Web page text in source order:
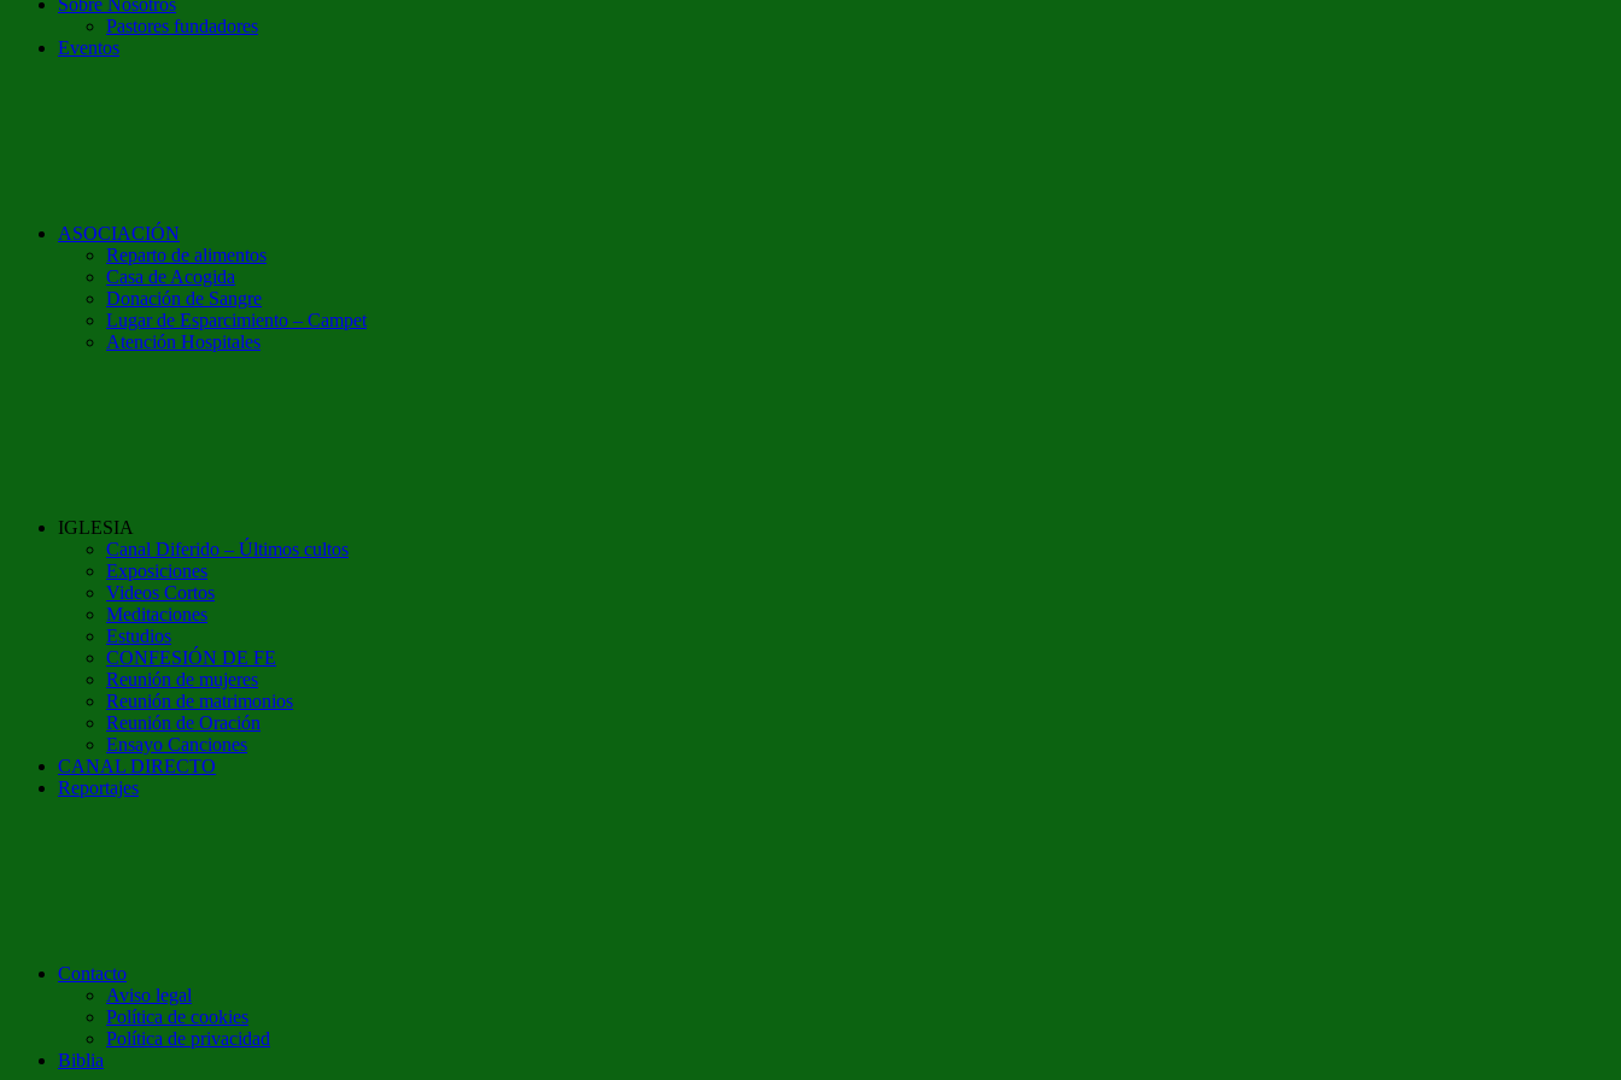
Pastores fundadores
Eventos
ASOCIACIÓN
Reparto de alimentos
Casa de Acogida
Donación de Sangre
Lugar de Esparcimiento – Campet
Atención Hospitales
IGLESIA
Canal Diferido – Últimos cultos
Exposiciones
Videos Cortos
Meditaciones
Estudios
CONFESIÓN DE FE
Reunión de mujeres
Reunión de matrimonios
Reunión de Oración
Ensayo Canciones
CANAL DIRECTO
Reportajes
Contacto
Aviso legal
Política de cookies
Política de privacidad
Biblia